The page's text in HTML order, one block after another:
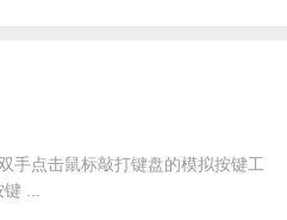
手点击鼠标敲打键盘的模拟按键工
...